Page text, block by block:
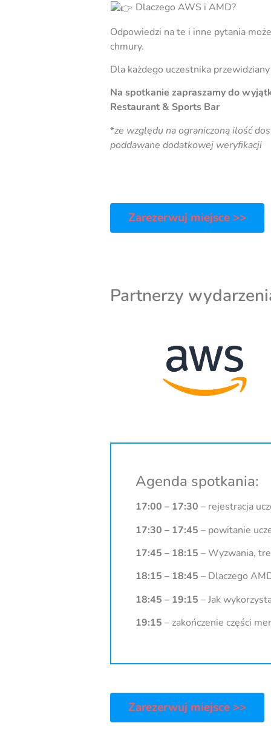
Dlaczego AWS i AMD?
Odpowiedzi na te i inne pytania
chmury.
Dla każdego uczestnika
Na spotkanie zapraszamy do
Restaurant & Sports Bar
*ze względu na ograniczoną ilość
poddawane dodatkowej weryfikacji
Zarezerwuj miejsce >>
Partnerzy
Agenda spotkania:
17:00 – 17:30 – rejestracja
17:30 – 17:45 – powitanie
17:45 – 18:15 – Wyzwania,
18:15 – 18:45 – Dlaczego
18:45 – 19:15 – Jak
19:15 – zakończenie części
Zarezerwuj miejsce >>